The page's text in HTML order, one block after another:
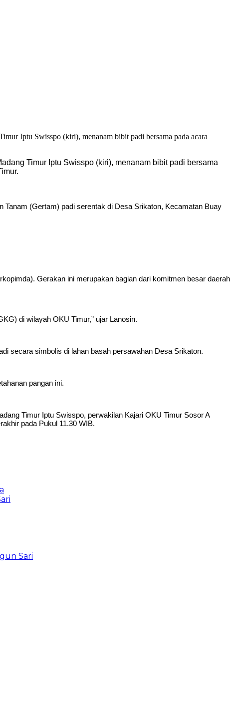
Timur Iptu Swisspo (kiri), menanam bibit padi bersama
(Gertam) padi serentak di Desa Srikaton, Kecamatan Buay
Gerakan ini merupakan bagian dari komitmen besar daerah
di wilayah OKU Timur,” ujar Lanosin.
secara simbolis di lahan basah persawahan Desa Srikaton.
pangan ini.
Timur Iptu Swisspo, perwakilan Kajari OKU Timur Sosor A
pada Pukul 11.30 WIB.
Sari